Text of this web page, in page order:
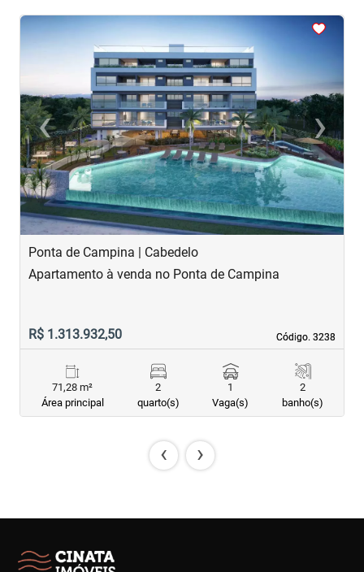
<<<<
‹Previous ›Next
Ponta de Campina | Cabedelo
Código. 3238
Código. 3238
Apartamento à venda no Ponta de Campina
R$ 1.313.932,50
71,28 m²
Área principal
2
quarto(s)
1
Vaga(s)
2
banho(s)
‹ ›